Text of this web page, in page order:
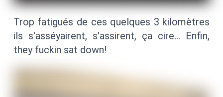
Trop fatigués de ces quelques 3 kilomètres
ils s'asséyairent, s'assirent, ça cire… Enfin,
they fuckin sat down!